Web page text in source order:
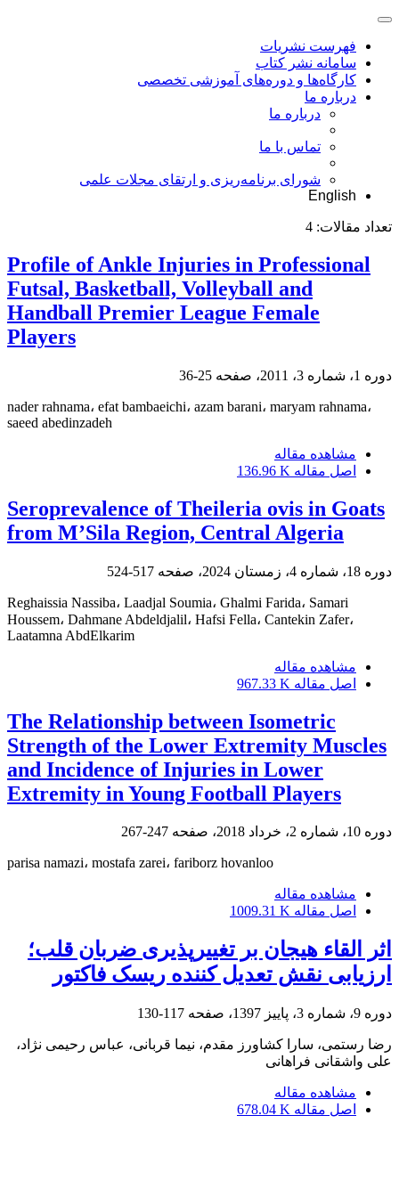
فهرست نشریات
سامانه نشر کتاب
کارگاه‌ها و دوره‌های آموزشی تخصصی
درباره ما
درباره ما
تماس با ما
شورای برنامه‌ریزی و ارتقای مجلات علمی
English
تعداد مقالات: 4
Profile of Ankle Injuries in Professional
Futsal, Basketball, Volleyball and
Handball Premier League Female
Players
دوره 1، شماره 3، 2011، صفحه 25-36
nader rahnama، efat bambaeichi، azam barani، maryam rahnama،
saeed abedinzadeh
مشاهده مقاله
اصل مقاله 136.96 K
Seroprevalence of Theileria ovis in Goats
from M’Sila Region, Central Algeria
دوره 18، شماره 4، زمستان 2024، صفحه 517-524
Reghaissia Nassiba، Laadjal Soumia، Ghalmi Farida، Samari
Houssem، Dahmane Abdeldjalil، Hafsi Fella، Cantekin Zafer،
Laatamna AbdElkarim
مشاهده مقاله
اصل مقاله 967.33 K
The Relationship between Isometric
Strength of the Lower Extremity Muscles
and Incidence of Injuries in Lower
Extremity in Young Football Players
دوره 10، شماره 2، خرداد 2018، صفحه 247-267
parisa namazi، mostafa zarei، fariborz hovanloo
مشاهده مقاله
اصل مقاله 1009.31 K
اثر القاء هیجان بر تغییرپذیری ضربان قلب؛
ارزیابی نقش تعدیل کننده ریسک فاکتور
دوره 9، شماره 3، پاییز 1397، صفحه 117-130
رضا رستمی، سارا کشاورز مقدم، نیما قربانی، عباس رحیمی نژاد،
علی واشقانی فراهانی
مشاهده مقاله
اصل مقاله 678.04 K